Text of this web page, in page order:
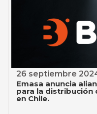
26 septiembre
Emasa anuncia
para la distribución
en Chile.